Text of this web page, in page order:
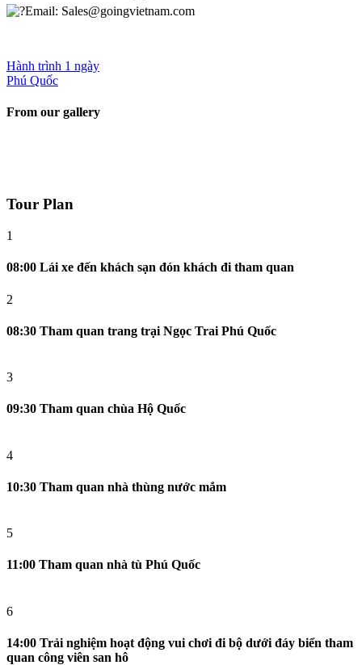
Email: Sales@goingvietnam.com
Hành trình 1 ngày
Phú Quốc
From our gallery
Tour Plan
1
08:00 Lái xe đến khách sạn đón khách đi tham quan
2
08:30 Tham quan trang trại Ngọc Trai Phú Quốc
3
09:30 Tham quan chùa Hộ Quốc
4
10:30 Tham quan nhà thùng nước mắm
5
11:00 Tham quan nhà tù Phú Quốc
6
14:00 Trải nghiệm hoạt động vui chơi đi bộ dưới đáy biển tham
quan công viên san hô